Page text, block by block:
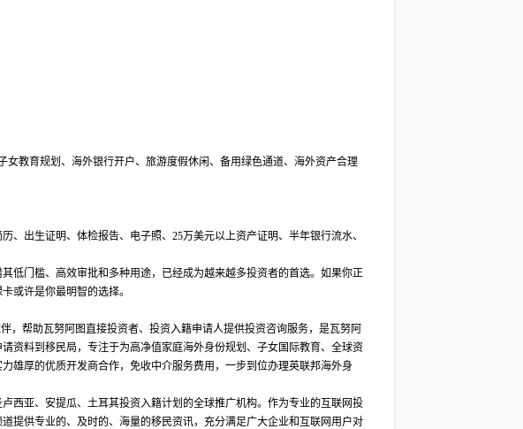
女教育规划、海外银行开户、旅游度假休闲、备用绿色通道、海外资产合理
、出生证明、体检报告、电子照、25万美元以上资产证明、半年银行流水、
低门槛、高效审批和多种用途，已经成为越来越多投资者的首选。如果你正
或许是你最明智的选择。
，帮助瓦努阿图直接投资者、投资入籍申请人提供投资咨询服务，是瓦努阿
资料到移民局，专注于为高净值家庭海外身份规划、子女国际教育、全球资
雄厚的优质开发商合作，免收中介服务费用，一步到位办理英联邦海外身
西亚、安提瓜、土耳其投资入籍计划的全球推广机构。作为专业的互联网投
提供专业的、及时的、海量的移民资讯，充分满足广大企业和互联网用户对